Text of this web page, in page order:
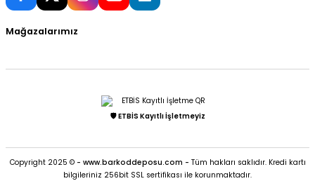
Mağazalarımız
🛡️ ETBİS Kayıtlı İşletmeyiz
Copyright 2025 © - www.barkoddeposu.com - Tüm hakları saklıdır. Kredi kartı
bilgileriniz 256bit SSL sertifikası ile korunmaktadır.